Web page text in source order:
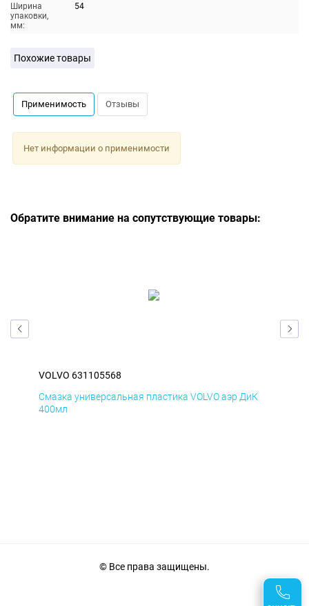
Ширина
упаковки,
мм:
54
Похожие товары
Применимость Отзывы
Нет информации о применимости
Обратите внимание на сопутствующие товары:
VOLVO 631105568
Смазка универсальная пластика VOLVO аэр ДиК
400мл
© Все права защищены.